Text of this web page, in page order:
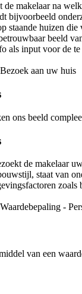
de makelaar na
bijvoorbeeld
staande huizen
beeld
als input voor de te
ons beeld
de makelaar
staat van
zoals
van een